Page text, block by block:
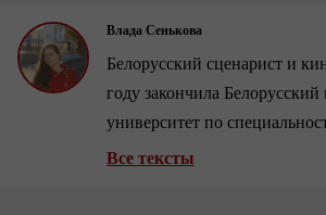
Влада Сенькова
Белорусский сценарист и
году закончила
университет по
лингвист-переводчик»
Все тексты